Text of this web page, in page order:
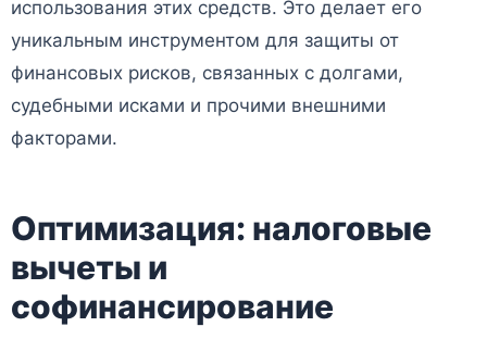
использования этих средств. Это делает его
уникальным инструментом для защиты от
финансовых рисков, связанных с долгами,
судебными исками и прочими внешними
факторами.
Оптимизация: налоговые
вычеты и
софинансирование